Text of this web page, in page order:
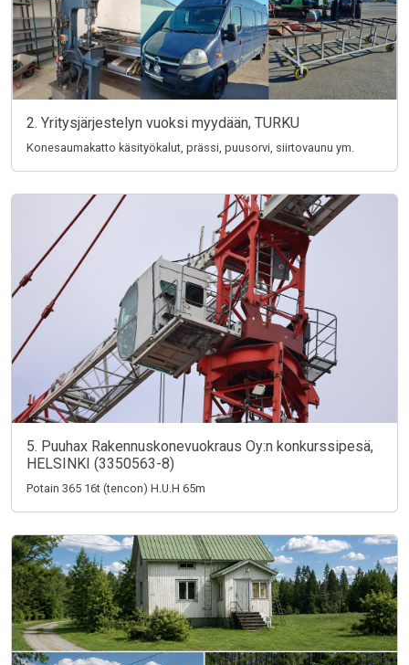
2. Yritysjärjestelyn vuoksi myydään, TURKU
Konesaumakatto käsityökalut, prässi, puusorvi, siirtovaunu ym.
5. Puuhax Rakennuskonevuokraus Oy:n konkurssipesä,
HELSINKI (3350563-8)
Potain 365 16t (tencon) H.U.H 65m